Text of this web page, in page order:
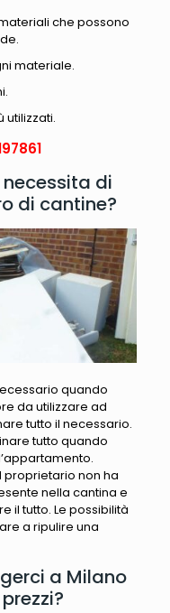
che possono
materiale.
utilizzati.
di
di cantine?
quando
da utilizzare ad
tutto il necessario.
tutto quando
non ha
nella cantina e
il tutto. Le possibilità
a ripulire una
a Milano